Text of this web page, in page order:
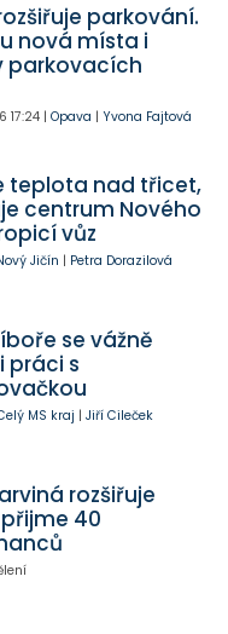
parkování.
nová místa i
parkovacích
17:24| Opava | Yvona Fajtová
teplota nad třicet,
centrum Nového
vůz
Jičín | Petra Dorazilová
se vážně
práci s
MS kraj | Jiří Cileček
rozšiřuje
40